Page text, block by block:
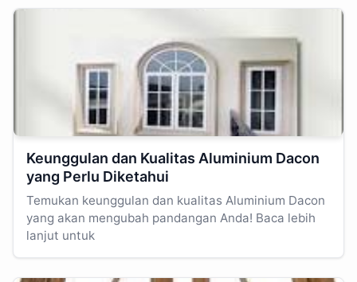
Keunggulan dan Kualitas Aluminium Dacon
yang Perlu Diketahui
Temukan keunggulan dan kualitas Aluminium Dacon
yang akan mengubah pandangan Anda! Baca lebih
lanjut untuk